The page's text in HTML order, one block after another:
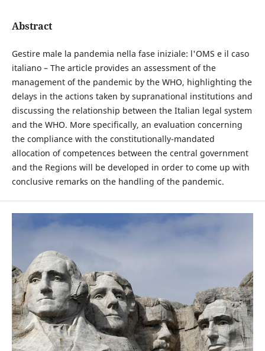
Abstract
Gestire male la pandemia nella fase iniziale: l'OMS e il caso
italiano – The article provides an assessment of the
management of the pandemic by the WHO, highlighting the
delays in the actions taken by supranational institutions and
discussing the relationship between the Italian legal system
and the WHO. More specifically, an evaluation concerning
the compliance with the constitutionally-mandated
allocation of competences between the central government
and the Regions will be developed in order to come up with
conclusive remarks on the handling of the pandemic.